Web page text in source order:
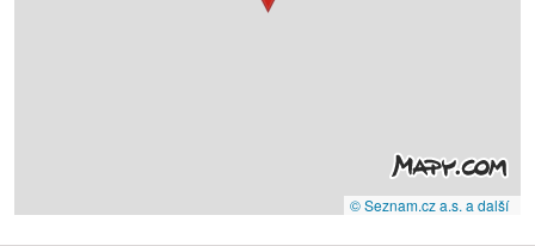
© Seznam.cz a.s. a další